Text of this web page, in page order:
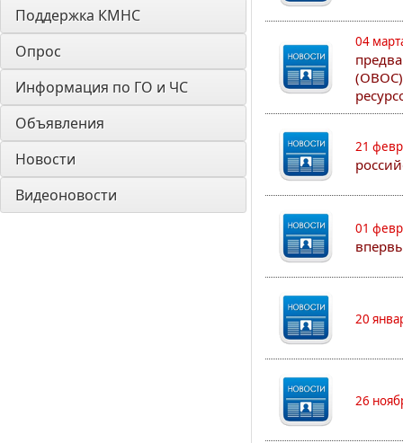
Поддержка КМНС
Опрос
Информация по ГО и ЧС
Объявления
Новости
Видеоновости
04
21
01
20
26